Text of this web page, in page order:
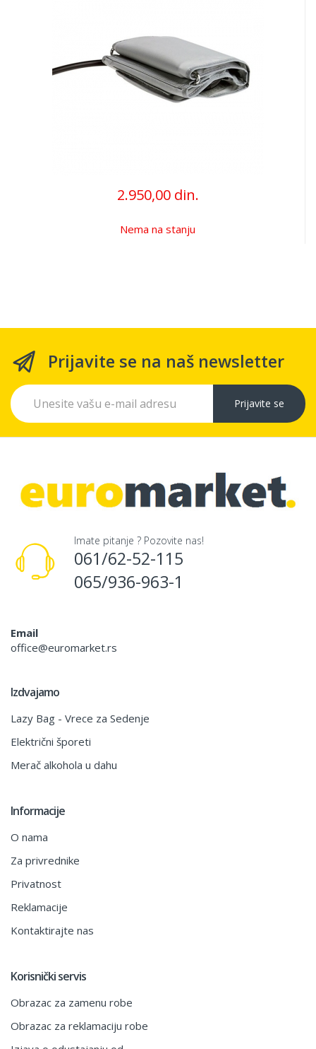
2.950,00 din.
Nema na stanju
Prijavite se na naš newsletter
Prijavite se
Imate pitanje ? Pozovite nas!
061/62-52-115
065/936-963-1
Email
office@euromarket.rs
Izdvajamo
Lazy Bag - Vrece za Sedenje
Električni šporeti
Merač alkohola u dahu
Informacije
O nama
Za privrednike
Privatnost
Reklamacije
Kontaktirajte nas
Korisnički servis
Obrazac za zamenu robe
Obrazac za reklamaciju robe